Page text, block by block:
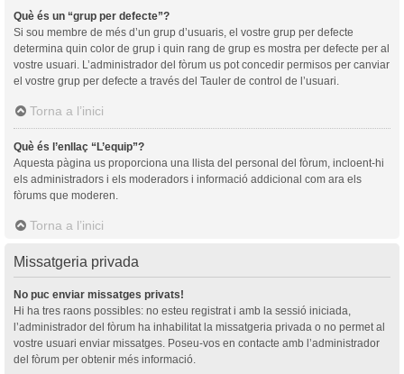
Què és un “grup per defecte”?
Si sou membre de més d’un grup d’usuaris, el vostre grup per defecte
determina quin color de grup i quin rang de grup es mostra per defecte per al
vostre usuari. L’administrador del fòrum us pot concedir permisos per canviar
el vostre grup per defecte a través del Tauler de control de l’usuari.
Torna a l’inici
Què és l’enllaç “L’equip”?
Aquesta pàgina us proporciona una llista del personal del fòrum, incloent-hi
els administradors i els moderadors i informació addicional com ara els
fòrums que moderen.
Torna a l’inici
Missatgeria privada
No puc enviar missatges privats!
Hi ha tres raons possibles: no esteu registrat i amb la sessió iniciada,
l’administrador del fòrum ha inhabilitat la missatgeria privada o no permet al
vostre usuari enviar missatges. Poseu-vos en contacte amb l’administrador
del fòrum per obtenir més informació.